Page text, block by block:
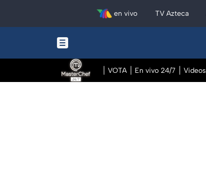
en vivo TV Azteca
VOTA En vivo 24/7 Videos